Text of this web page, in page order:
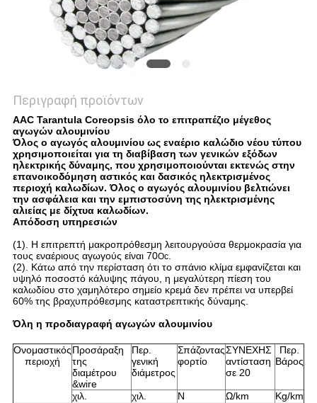
Περιγραφή προϊόντων
AAC Tarantula Coreopsis όλο το επιτραπέζιο μέγεθος
αγωγών αλουμινίου
Όλος ο αγωγός αλουμινίου ως εναέριο καλώδιο νέου τύπου
χρησιμοποιείται για τη διαβίβαση των γενικών εξόδων
ηλεκτρικής δύναμης, που χρησιμοποιούνται εκτενώς στην
επανοικοδόμηση αστικός και δασικός ηλεκτρισμένος
περιοχή καλωδίων. Όλος ο αγωγός αλουμινίου βελτιώνει
την ασφάλεια και την εμπιστοσύνη της ηλεκτρισμένης
αλιείας με δίχτυα καλωδίων.
Απόδοση υπηρεσιών
(1). Η επιτρεπτή μακροπρόθεσμη λειτουργούσα θερμοκρασία για
τους εναέριους αγωγούς είναι 70Oc.
(2). Κάτω από την περίσταση ότι το σπάνιο κλίμα εμφανίζεται και
υψηλό ποσοστό κάλυψης πάγου, η μεγαλύτερη πίεση του
καλωδίου στο χαμηλότερο σημείο κρεμά δεν πρέπει να υπερβεί
60% της βραχυπρόθεσμης καταστρεπτικής δύναμης.
Όλη η προδιαγραφή αγωγών αλουμινίου
Ονομαστικός
περιοχή
Προσάραξη
της
διαμέτρου
&wire
Περ.
γενική
διάμετρος
Σπάζοντας
φορτίο
ΣΥΝΕΧΗΣ
αντίσταση
σε 20
Περ.
Βάρος
χιλ. χιλ. Ν Ω/km
Kg/km